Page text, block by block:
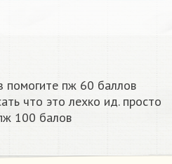
помогите пж 60 баллов
что это лехко ид. просто
100 балов